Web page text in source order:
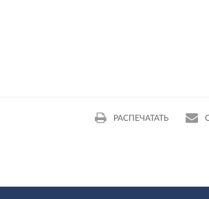
РАСПЕЧАТАТЬ